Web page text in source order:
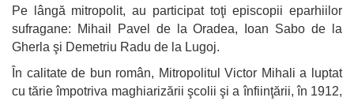
Pe lângă mitropolit, au participat toţi episcopii eparhiilor
sufragane: Mihail Pavel de la Oradea, Ioan Sabo de la
Gherla şi Demetriu Radu de la Lugoj.
În calitate de bun român, Mitropolitul Victor Mihali a luptat
cu tărie împotriva maghiarizării şcolii şi a înfiinţării, în 1912,